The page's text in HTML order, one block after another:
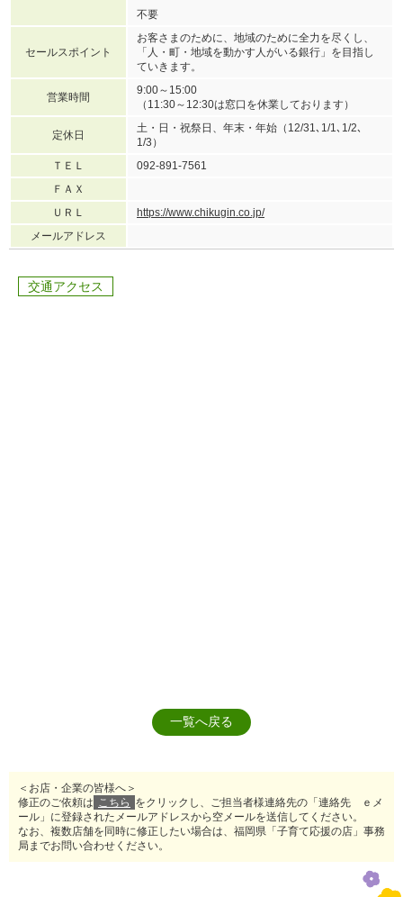
不要
セールスポイント
お客さまのために、地域のために全力を尽くし、
「人・町・地域を動かす人がいる銀行」を目指し
ていきます。
営業時間
9:00～15:00
（11:30～12:30は窓口を休業しております）
定休日
土・日・祝祭日、年末・年始（12/31､1/1､1/2､
1/3）
ＴＥＬ
092-891-7561
ＦＡＸ
ＵＲＬ
https://www.chikugin.co.jp/
メールアドレス
交通アクセス
一覧へ戻る
＜お店・企業の皆様へ＞
修正のご依頼は
こちら をクリックし、ご担当者様連絡先の「連絡先 ｅメ
ール」に登録されたメールアドレスから空メールを送信してください。
なお、複数店舗を同時に修正したい場合は、福岡県「子育て応援の店」事務
局までお問い合わせください。